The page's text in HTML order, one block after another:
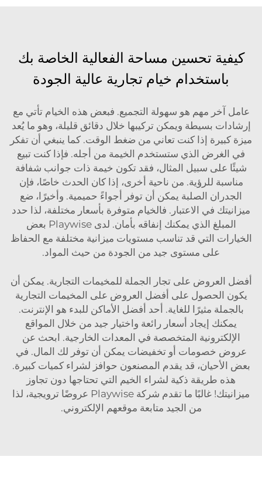
كيفية تحسين مساحة الفعالية الخاصة بك
باستخدام خيام تجارية عالية الجودة
عامل آخر مهم هو سهولة التجميع. فبعض هذه الخيام تأتي مع
إرشادات بسيطة ويمكن تركيبها خلال دقائق قليلة، وهو ما يُعد
ميزة كبيرة إذا كنت تعاني من ضغط الوقت. كما ينبغي أن تفكر
في الغرض الذي ستستخدم الخيمة من أجله. فإذا كنت تبيع
شيئًا على سبيل المثال، فقد تكون خيمة ذات جوانب شفافة
مناسبة للرؤية. من ناحية أخرى، إذا كان الحدث خاصًا، فإن
الجدران الصلبة يمكن أن توفر أجواءً حميمية. وأخيرًا، ضع
ميزانيتك في الاعتبار. فالخيام متوفرة بأسعار مختلفة، لذا حدد
المبلغ الذي يمكنك إنفاقه بأمان. لدى Playwise بعض
الخيارات التي قد تناسب مستويات ميزانية مختلفة مع الحفاظ
على مستوى جيد من الجودة من حيث المواد.
أفضل العروض على تجار الجملة للمخيمات التجارية. يمكن أن
يكون الحصول على أفضل العروض على المخيمات التجارية
بالجملة مثيرًا للغاية. أحد أفضل الأماكن للبدء هو الإنترنت.
يمكنك إيجاد أسعار رائعة واختيار جيد من خلال المواقع
الإلكترونية المتخصصة في المعدات الخارجية. ابحث عن
عروض خصومات أو تخفيضات يمكن أن توفر لك المال. في
بعض الأحيان، قد يقدم المصنعون حوافز لشراء كميات كبيرة.
هذه طريقة ذكية لشراء الخيم التي تحتاجها دون تجاوز
ميزانيتك! غالبًا ما تقدم شركة Playwise عروضًا ترويجية، لذا
من الجيد متابعة موقعهم الإلكتروني.